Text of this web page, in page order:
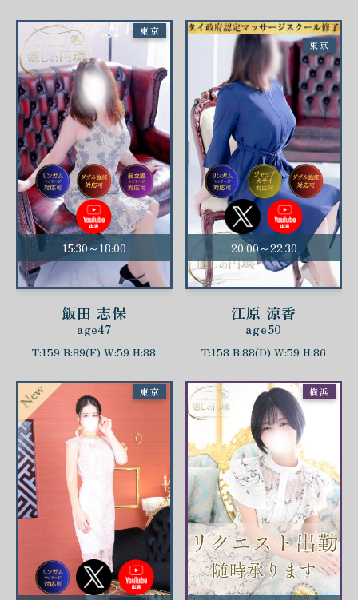
15:30～18:00
飯田 志保
age47
T:159 B:89(F) W:59 H:88
東京
20:00～22:30
江原 涼香
age50
T:158 B:88(D) W:59 H:86
東京
東京 横浜